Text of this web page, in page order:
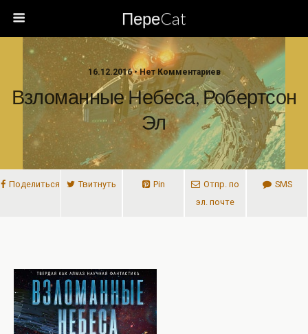
ПереCat
16.12.2016 • Нет Комментариев
Взломанные Небеса, Робертсон
Эл
Поделиться Твитнуть Pin
Отпр. по
эл. почте
SMS